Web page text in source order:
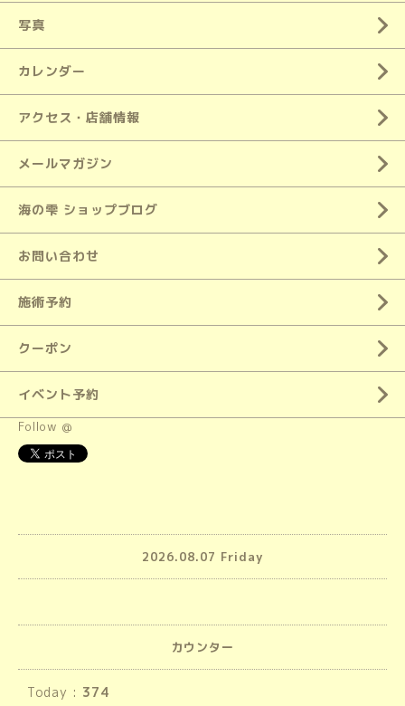
写真
カレンダー
アクセス・店舗情報
メールマガジン
海の雫 ショップブログ
お問い合わせ
施術予約
クーポン
イベント予約
Follow @
2026.08.07 Friday
カウンター
Today : 374